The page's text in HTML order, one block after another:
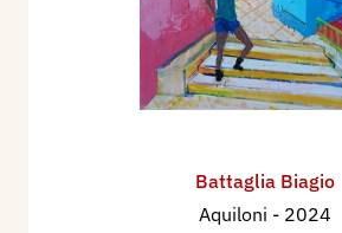
Battaglia Biagio
Aquiloni - 2024